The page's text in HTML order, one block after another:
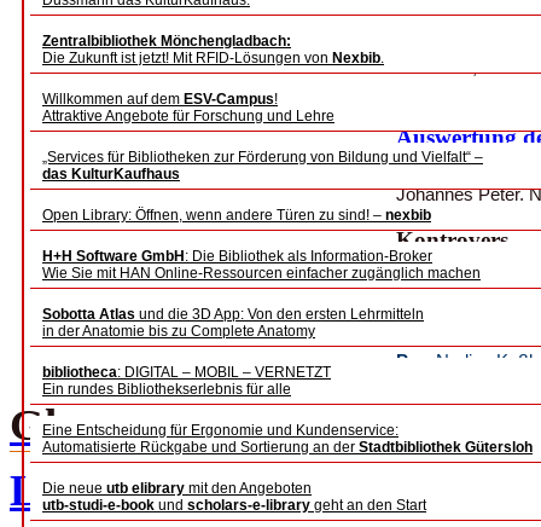
Zentralbibliothek Mönchengladbach:
Die Zukunft ist jetzt! Mit RFID-Lösungen von Nexbib.
Willkommen auf dem ESV-Campus!
Attraktive Angebote für Forschung und Lehre
„Services für Bibliotheken zur Förderung von Bildung und Vielfalt“ –
das KulturKaufhaus
Open Library: Öffnen, wenn andere Türen zu sind! – nexbib
H+H Software GmbH : Die Bibliothek als Information-Broker
Wie Sie mit HAN Online-Ressourcen einfacher zugänglich machen
Sobotta Atlas und die 3D App: Von den ersten Lehrmitteln
in der Anatomie bis zu Complete Anatomy
bibliotheca: DIGITAL – MOBIL – VERNETZT
Ein rundes Bibliothekserlebnis für alle
Eine Entscheidung für Ergonomie und Kundenservice:
Automatisierte Rückgabe und Sortierung an der Stadtbibliothek Gütersloh
Die neue utb elibrary mit den Angeboten
utb-studi-e-book und scholars-e-library geht an den Start
[+zoom]
Auswertung
eines
Johannes Peter,
Kontrovers
Brauchen wir
noch
Pro
: Nadine
Glosse
Leibniz – der